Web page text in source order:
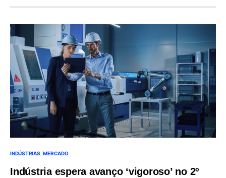
INDÚSTRIAS MERCADO
Indústria espera avanço ‘vigoroso’ no 2º